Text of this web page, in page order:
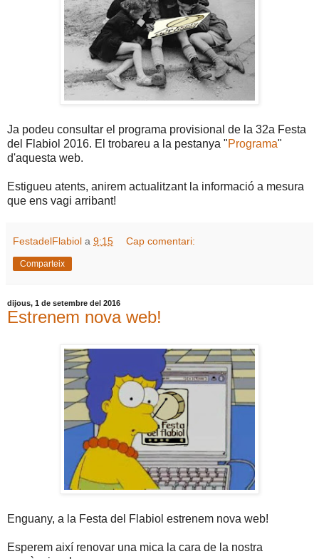
Ja podeu consultar el programa provisional de la 32a Festa
del Flabiol 2016. El trobareu a la pestanya "Programa"
d'aquesta web.
Estigueu atents, anirem actualitzant la informació a mesura
que ens vagi arribant!
FestadelFlabiol a 9:15 Cap comentari:
Comparteix
dijous, 1 de setembre del 2016
Estrenem nova web!
Enguany, a la Festa del Flabiol estrenem nova web!
Esperem així renovar una mica la cara de la nostra